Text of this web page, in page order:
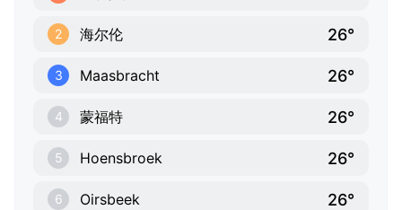
2 海尔伦 26°
3 Maasbracht 26°
4 蒙福特 26°
5 Hoensbroek 26°
6 Oirsbeek 26°